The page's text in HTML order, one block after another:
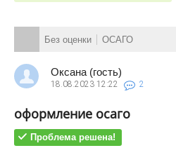
Без оценки ОСАГО
Оксана (гость)
18.08.2023 12:22 2
оформление осаго
Проблема решена!